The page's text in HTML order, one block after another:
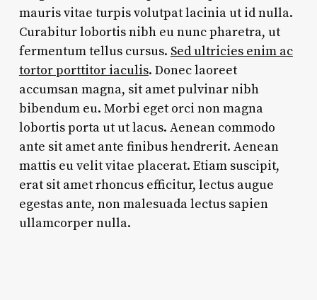
mauris vitae turpis volutpat lacinia ut id nulla.
Curabitur lobortis nibh eu nunc pharetra, ut
fermentum tellus cursus. Sed ultricies enim ac
tortor porttitor iaculis. Donec laoreet
accumsan magna, sit amet pulvinar nibh
bibendum eu. Morbi eget orci non magna
lobortis porta ut ut lacus. Aenean commodo
ante sit amet ante finibus hendrerit. Aenean
mattis eu velit vitae placerat. Etiam suscipit,
erat sit amet rhoncus efficitur, lectus augue
egestas ante, non malesuada lectus sapien
ullamcorper nulla.